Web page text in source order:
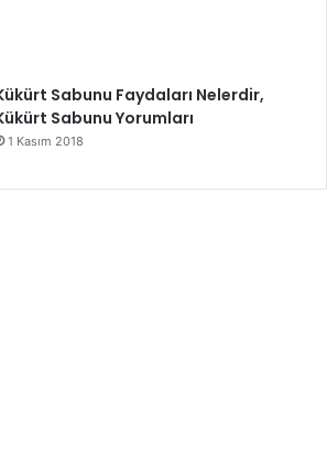
Sabunu Faydaları Nelerdir,
Sabunu Yorumları
1 Kasım 2018